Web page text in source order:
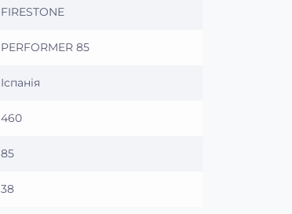
FIRESTONE
PERFORMER 85
Іспанія
460
85
38